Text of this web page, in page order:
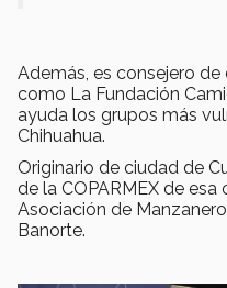
Además, es consejero
como La Fundación
ayuda los grupos más
Chihuahua.
Originario de ciudad de
de la COPARMEX de
Asociación de
Banorte.